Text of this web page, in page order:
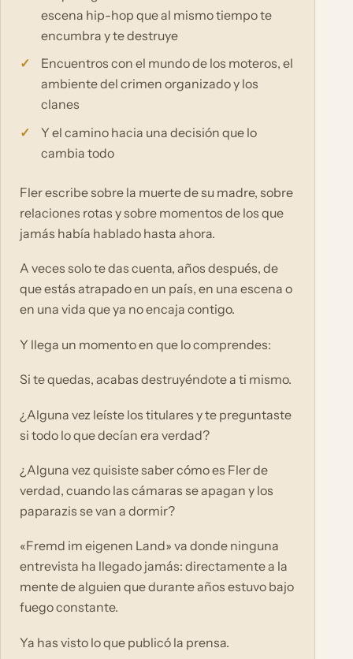
escena hip-hop que al mismo tiempo te
encumbra y te destruye
Encuentros con el mundo de los moteros, el
ambiente del crimen organizado y los
clanes
Y el camino hacia una decisión que lo
cambia todo
Fler escribe sobre la muerte de su madre, sobre
relaciones rotas y sobre momentos de los que
jamás había hablado hasta ahora.
A veces solo te das cuenta, años después, de
que estás atrapado en un país, en una escena o
en una vida que ya no encaja contigo.
Y llega un momento en que lo comprendes:
Si te quedas, acabas destruyéndote a ti mismo.
¿Alguna vez leíste los titulares y te preguntaste
si todo lo que decían era verdad?
¿Alguna vez quisiste saber cómo es Fler de
verdad, cuando las cámaras se apagan y los
paparazis se van a dormir?
«Fremd im eigenen Land» va donde ninguna
entrevista ha llegado jamás: directamente a la
mente de alguien que durante años estuvo bajo
fuego constante.
Ya has visto lo que publicó la prensa.